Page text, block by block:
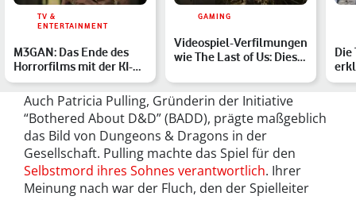
TV &
ENTERTAINMENT
M3GAN: Das Ende des
Horrorfilms mit der KI-
Puppe erklärt
GAMING
Videospiel-Verfilmungen
wie The Last of Us: Diese
Die
Auch Patricia Pulling, Gründerin der Initiative
“Bothered About D&D” (BADD), prägte maßgeblich
das Bild von Dungeons & Dragons in der
Gesellschaft. Pulling machte das Spiel für den
Selbstmord ihres Sohnes verantwortlich. Ihrer
Meinung nach war der Fluch, den der Spielleiter